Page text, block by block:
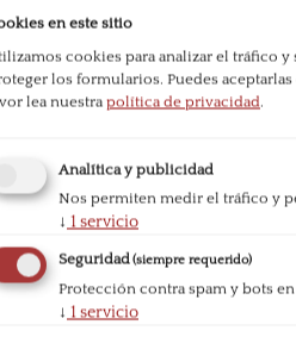
y el capitalismo, Madrid,
y ciencias sociales, Madrid,
(1972): Política y ciencia social,
J. DE (S.f.): La dignidad del
https://b-ok.lat/book/5837584/
historia, Madrid, Unión Editorial
en este sitio
cookies para analizar el tráfico
los formularios. Puedes
lea nuestra política de privacidad.
Analítica y publicidad
Nos permiten medir el tráfico y
↓ 1 servicio
Seguridad(siempre requerido)
Protección contra spam y bots
↓ 1 servicio